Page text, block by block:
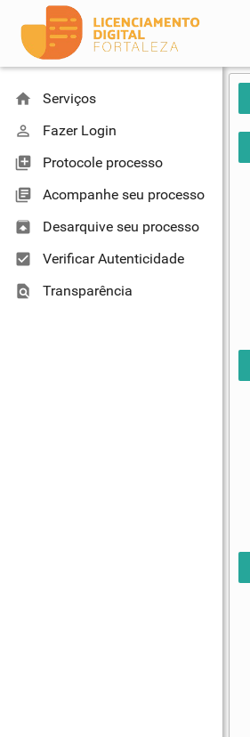
home Serviços
perm_identity Fazer Login
library_add Protocole processo
library_books Acompanhe seu processo
unarchive Desarquive seu processo
check_box Verificar Autenticidade
find_in_page Transparência